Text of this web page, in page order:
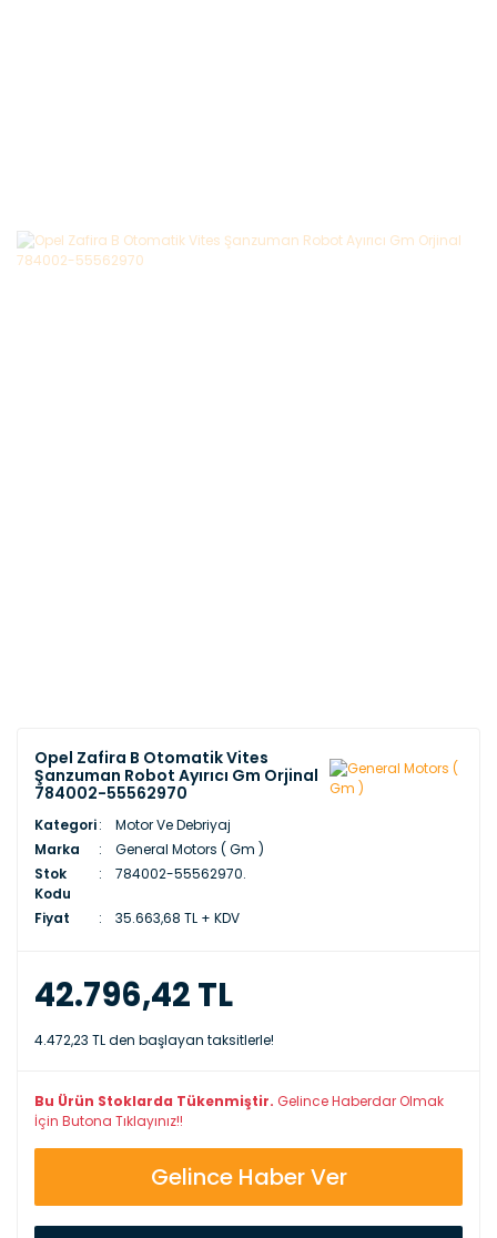
Opel Zafira B Otomatik Vites
Şanzuman Robot Ayırıcı Gm Orjinal
784002-55562970
Kategori
Motor Ve Debriyaj
Marka
General Motors ( Gm )
Stok
Kodu
784002-55562970.
Fiyat 35.663,68 TL + KDV
42.796,42 TL
4.472,23 TL den başlayan taksitlerle!
Bu Ürün Stoklarda Tükenmiştir. Gelince Haberdar Olmak
İçin Butona Tıklayınız!!
Gelince Haber Ver